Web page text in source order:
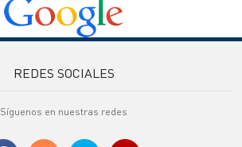
REDES SOCIALES
Síguenos en nuestras redes